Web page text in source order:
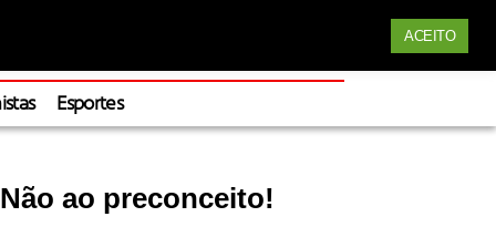
ACEITO
Esportes
Não ao preconceito!